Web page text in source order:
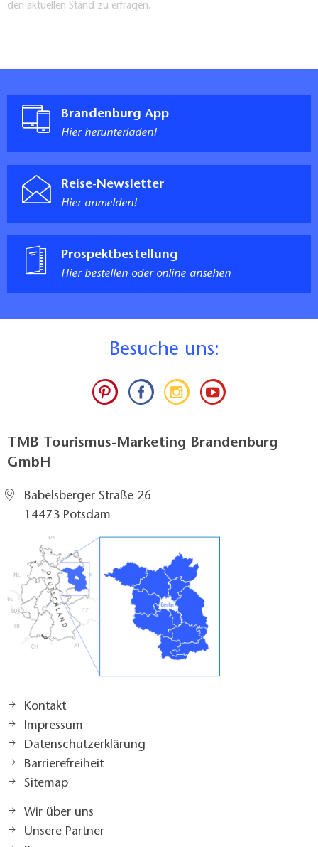
den aktuellen Stand zu erfragen.
Brandenburg App
Hier herunterladen!
Reise-Newsletter
Hier anmelden!
Prospektbestellung
Hier bestellen oder online ansehen
Besuche uns:
TMB Tourismus-Marketing Brandenburg
GmbH
Babelsberger Straße 26
14473 Potsdam
Kontakt
Impressum
Datenschutzerklärung
Barrierefreiheit
Sitemap
Wir über uns
Unsere Partner